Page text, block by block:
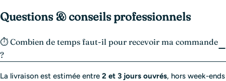
Questions & conseils professionnels
⏱️ Combien de temps faut-il pour recevoir ma commande
?
La livraison est estimée entre 2 et 3 jours ouvrés, hors week-ends